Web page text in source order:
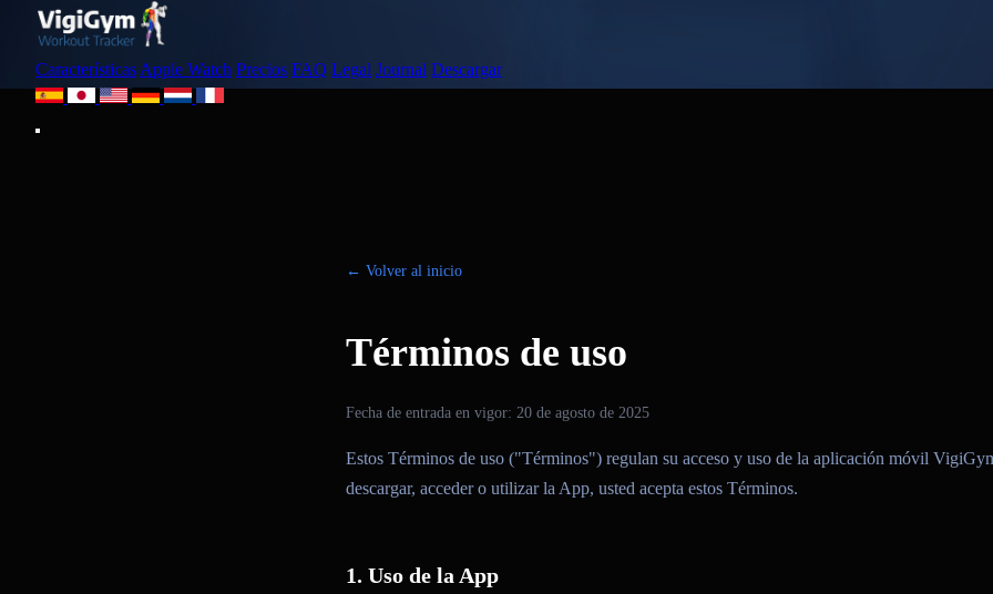
Características Apple Watch Precios FAQ Legal Journal Descargar
← Volver al inicio
Términos de uso
Fecha de entrada en vigor: 20 de agosto de 2025
Estos Términos de uso ("Términos") regulan su acceso y uso de la aplicación móvil
descargar, acceder o utilizar la App, usted acepta estos Términos.
1. Uso de la App